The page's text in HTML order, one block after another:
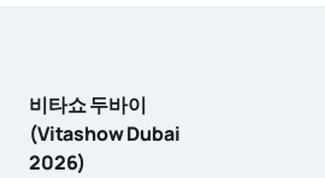
비타쇼 두바이
(Vitashow Dubai
2026)